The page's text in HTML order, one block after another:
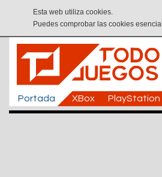
Esta web utiliza cookies.
Puedes comprobar las cookies
Portada XBox PlayStation